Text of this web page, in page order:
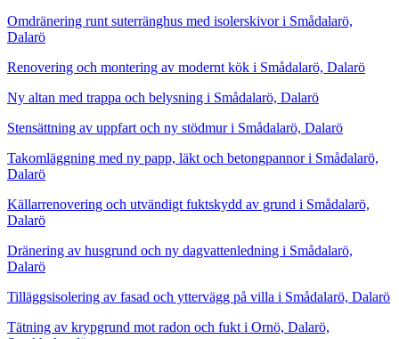
Omdränering runt suterränghus med isolerskivor i Smådalarö,
Dalarö
Renovering och montering av modernt kök i Smådalarö, Dalarö
Ny altan med trappa och belysning i Smådalarö, Dalarö
Stensättning av uppfart och ny stödmur i Smådalarö, Dalarö
Takomläggning med ny papp, läkt och betongpannor i Smådalarö,
Dalarö
Källarrenovering och utvändigt fuktskydd av grund i Smådalarö,
Dalarö
Dränering av husgrund och ny dagvattenledning i Smådalarö,
Dalarö
Tilläggsisolering av fasad och yttervägg på villa i Smådalarö, Dalarö
Tätning av krypgrund mot radon och fukt i Ornö, Dalarö,